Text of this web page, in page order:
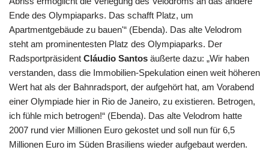
Ende des Olympiaparks. Das schafft Platz, um
Apartmentgebäude zu bauen'“ (Ebenda). Das alte Velodrom
steht am prominentesten Platz des Olympiaparks. Der
Radsportpräsident Cláudio Santos äußerte dazu: „Wir haben
verstanden, dass die Immobilien-Spekulation einen weit höheren
Wert hat als der Bahnradsport, der aufgehört hat, am Vorabend
einer Olympiade hier in Rio de Janeiro, zu existieren. Betrogen,
ich fühle mich betrogen!“ (Ebenda). Das alte Velodrom hatte
2007 rund vier Millionen Euro gekostet und soll nun für 6,5
Millionen Euro im Süden Brasiliens wieder aufgebaut werden.